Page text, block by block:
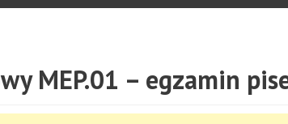
MEP.01 – egzamin